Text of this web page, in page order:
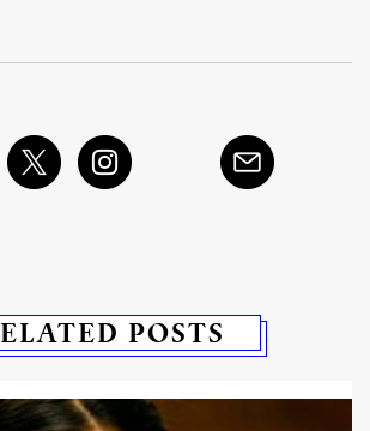
POSTS